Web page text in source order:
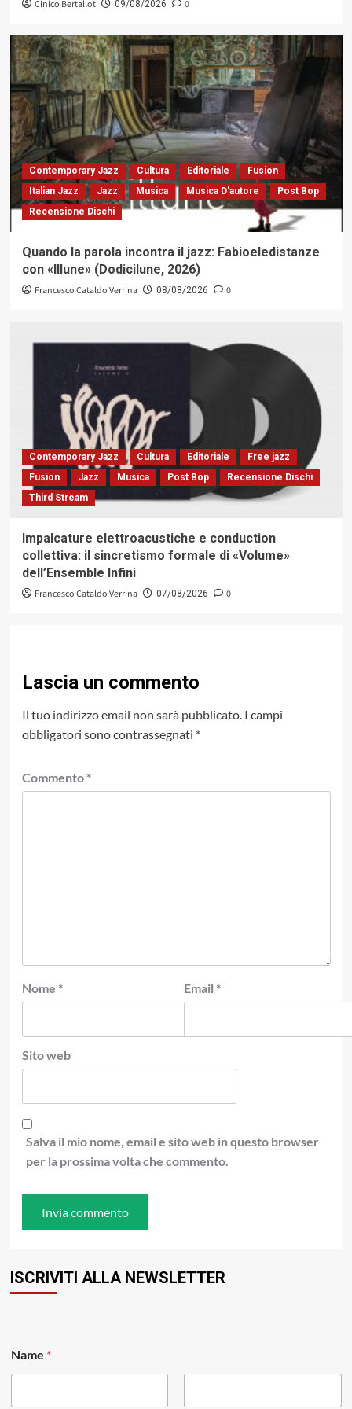
Cinico Bertallot 09/08/2026 0
Contemporary Jazz Cultura Editoriale
Fusion
Italian Jazz
Jazz Musica Musica D'autore
Post Bop
Recensione Dischi
Quando la parola incontra il jazz: Fabioeledistanze
con «Illune» (Dodicilune, 2026)
Francesco Cataldo Verrina 08/08/2026 0
Contemporary Jazz Cultura Editoriale
Free jazz
Fusion
Jazz Musica Post Bop
Recensione Dischi
Third Stream
Impalcature elettroacustiche e conduction
collettiva: il sincretismo formale di «Volume»
dell’Ensemble Infini
Francesco Cataldo Verrina 07/08/2026 0
Lascia un commento
Il tuo indirizzo email non sarà pubblicato. I campi
obbligatori sono contrassegnati *
Commento *
Nome * Email *
Sito web
Salva il mio nome, email e sito web in questo browser
per la prossima volta che commento.
ISCRIVITI ALLA NEWSLETTER
Name *